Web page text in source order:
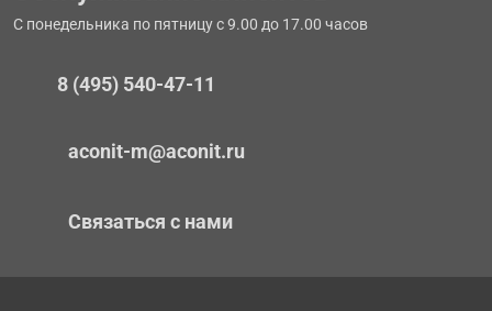
С понедельника по пятницу с 9.00 до 17.00 часов
8 (495) 540-47-11
aconit-m@aconit.ru
Связаться с нами